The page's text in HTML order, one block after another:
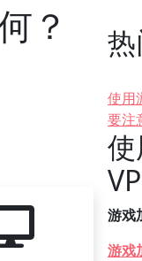
？
使用
要注
游戏
游戏